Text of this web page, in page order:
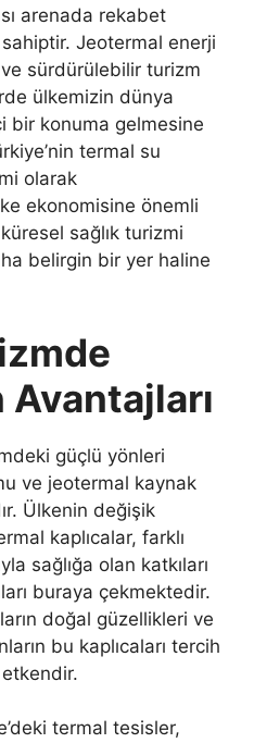
arenada rekabet
Jeotermal enerji
ve sürdürülebilir turizm
ülkemizin dünya
bir konuma gelmesine
termal su
olarak
ekonomisine önemli
sağlık turizmi
belirgin bir yer haline
Avantajları
güçlü yönleri
ve jeotermal kaynak
Ülkenin değişik
kaplıcalar, farklı
sağlığa olan katkıları
buraya çekmektedir.
doğal güzellikleri ve
bu kaplıcaları tercih
termal tesisler,